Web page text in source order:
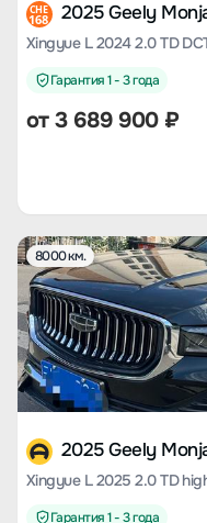
CHE
168 2025 Geely
Гарантия 1 - 3 года
от3 689 900₽
8000 км.
2025 Geely
Гарантия 1 - 3 года